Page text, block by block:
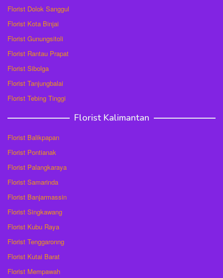
Florist Dolok Sanggul
Florist Kota Binjai
Florist Gunungsitoli
Florist Rantau Prapat
Florist Sibolga
Florist Tanjungbalai
Florist Tebing Tinggi
Florist Kalimantan
Florist Balikpapan
Florist Pontianak
Florist Palangkaraya
Florist Samarinda
Florist Banjarmassin
Florist Singkawang
Florist Kubu Raya
Florist Tenggaronng
Florist Kutai Barat
Florist Mempawah